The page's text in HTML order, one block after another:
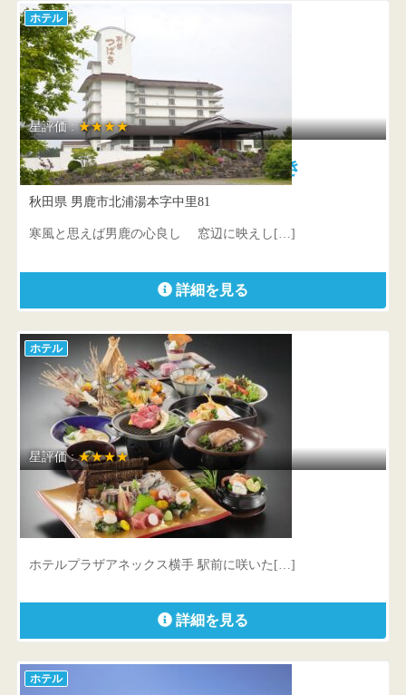
ホテル
星評価 :★★★★
男鹿温泉 結いの宿 別邸つばき
秋田県 男鹿市北浦湯本字中里81
寒風と思えば男鹿の心良し 窓辺に映えし[…]
詳細を見る
ホテル
星評価 :★★★★
ホテルプラザアネックス横手
秋田県 横手市駅前町7-7
ホテルプラザアネックス横手 駅前に咲いた[…]
詳細を見る
ホテル